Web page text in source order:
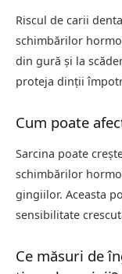
Riscul de carii
schimbărilor
din gură și la
proteja dinții
Cum poate
Sarcina poate
schimbărilor
gingiilor. Aceasta
sensibilitate
Ce măsuri de